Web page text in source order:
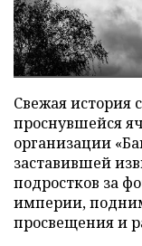
Свежая история
проснувшейся
организации
заставившей
подростков за
империи,
просвещения и